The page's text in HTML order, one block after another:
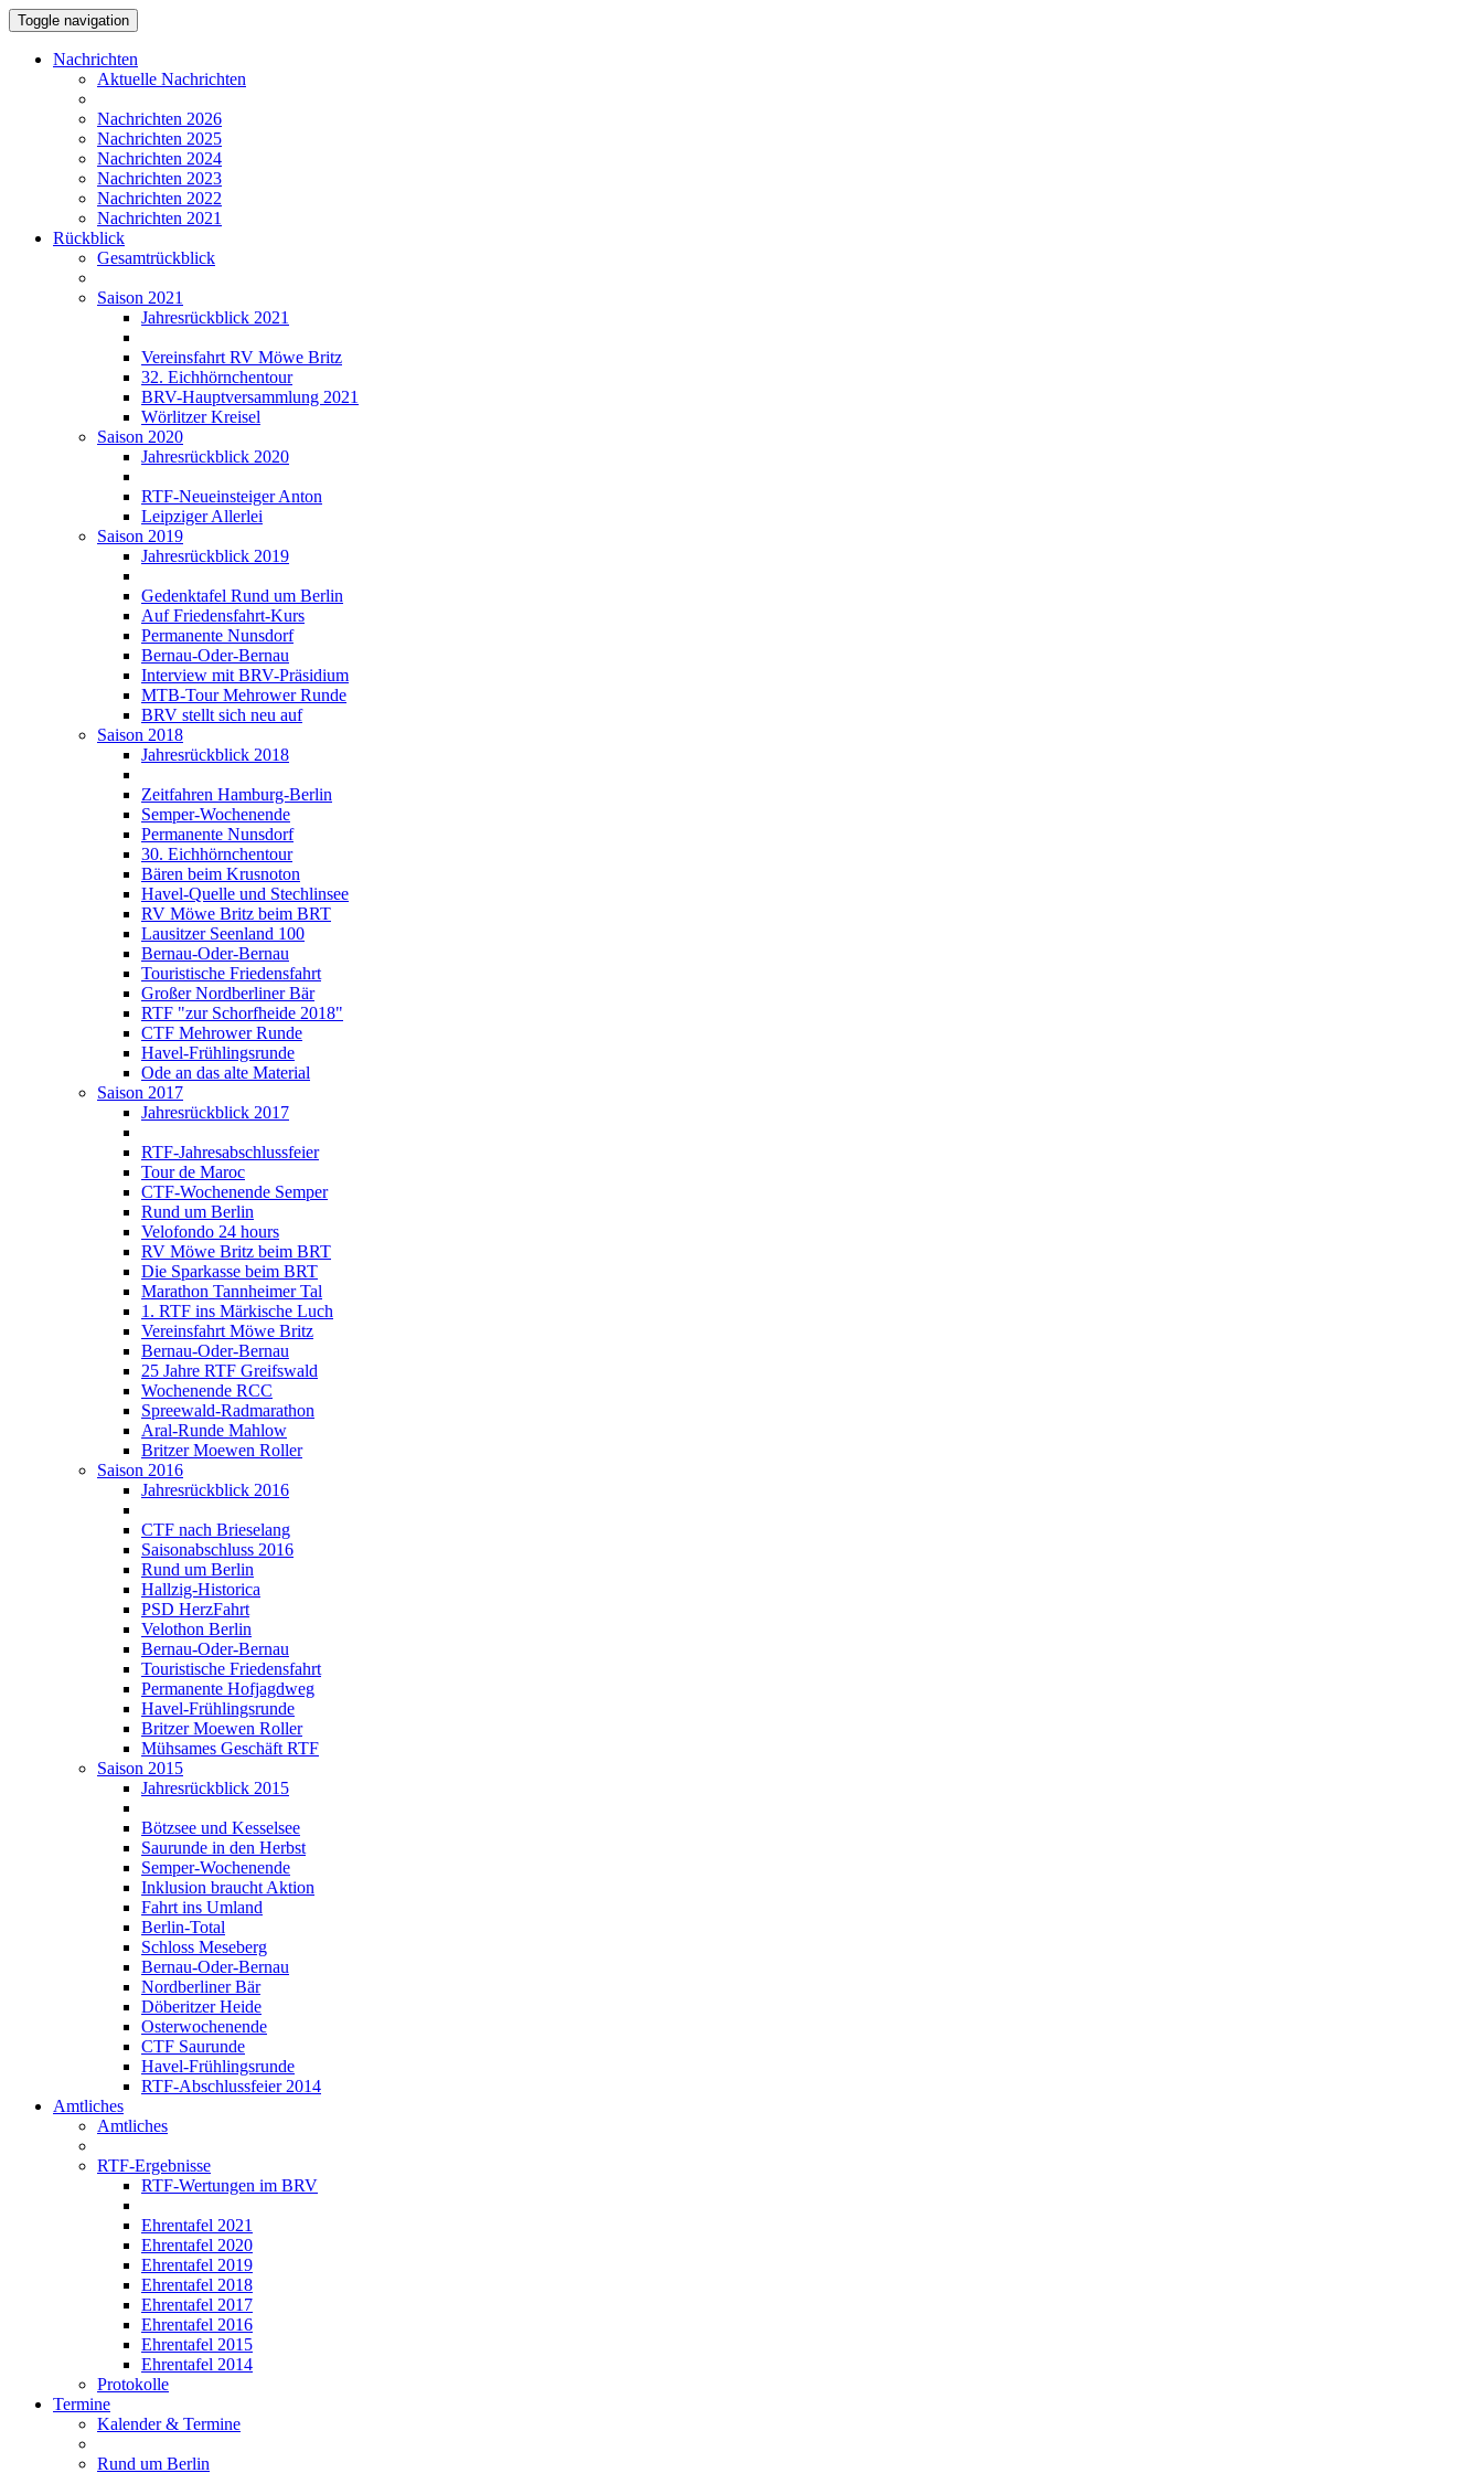
Toggle navigation
Nachrichten
Aktuelle Nachrichten
Nachrichten 2026
Nachrichten 2025
Nachrichten 2024
Nachrichten 2023
Nachrichten 2022
Nachrichten 2021
Rückblick
Gesamtrückblick
Saison 2021
Jahresrückblick 2021
Vereinsfahrt RV Möwe Britz
32. Eichhörnchentour
BRV-Hauptversammlung 2021
Wörlitzer Kreisel
Saison 2020
Jahresrückblick 2020
RTF-Neueinsteiger Anton
Leipziger Allerlei
Saison 2019
Jahresrückblick 2019
Gedenktafel Rund um Berlin
Auf Friedensfahrt-Kurs
Permanente Nunsdorf
Bernau-Oder-Bernau
Interview mit BRV-Präsidium
MTB-Tour Mehrower Runde
BRV stellt sich neu auf
Saison 2018
Jahresrückblick 2018
Zeitfahren Hamburg-Berlin
Semper-Wochenende
Permanente Nunsdorf
30. Eichhörnchentour
Bären beim Krusnoton
Havel-Quelle und Stechlinsee
RV Möwe Britz beim BRT
Lausitzer Seenland 100
Bernau-Oder-Bernau
Touristische Friedensfahrt
Großer Nordberliner Bär
RTF "zur Schorfheide 2018"
CTF Mehrower Runde
Havel-Frühlingsrunde
Ode an das alte Material
Saison 2017
Jahresrückblick 2017
RTF-Jahresabschlussfeier
Tour de Maroc
CTF-Wochenende Semper
Rund um Berlin
Velofondo 24 hours
RV Möwe Britz beim BRT
Die Sparkasse beim BRT
Marathon Tannheimer Tal
1. RTF ins Märkische Luch
Vereinsfahrt Möwe Britz
Bernau-Oder-Bernau
25 Jahre RTF Greifswald
Wochenende RCC
Spreewald-Radmarathon
Aral-Runde Mahlow
Britzer Moewen Roller
Saison 2016
Jahresrückblick 2016
CTF nach Brieselang
Saisonabschluss 2016
Rund um Berlin
Hallzig-Historica
PSD HerzFahrt
Velothon Berlin
Bernau-Oder-Bernau
Touristische Friedensfahrt
Permanente Hofjagdweg
Havel-Frühlingsrunde
Britzer Moewen Roller
Mühsames Geschäft RTF
Saison 2015
Jahresrückblick 2015
Bötzsee und Kesselsee
Saurunde in den Herbst
Semper-Wochenende
Inklusion braucht Aktion
Fahrt ins Umland
Berlin-Total
Schloss Meseberg
Bernau-Oder-Bernau
Nordberliner Bär
Döberitzer Heide
Osterwochenende
CTF Saurunde
Havel-Frühlingsrunde
RTF-Abschlussfeier 2014
Amtliches
Amtliches
RTF-Ergebnisse
RTF-Wertungen im BRV
Ehrentafel 2021
Ehrentafel 2020
Ehrentafel 2019
Ehrentafel 2018
Ehrentafel 2017
Ehrentafel 2016
Ehrentafel 2015
Ehrentafel 2014
Protokolle
Termine
Kalender & Termine
Rund um Berlin